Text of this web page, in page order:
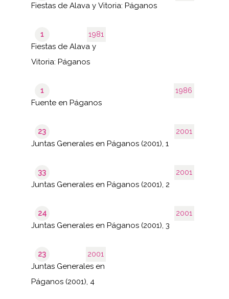
Fiestas de Alava y Vitoria: Páganos
1981
1
Fiestas de Alava y
Vitoria: Páganos
1986
1
Fuente en Páganos
2001
23
Juntas Generales en Páganos (2001), 1
2001
33
Juntas Generales en Páganos (2001), 2
2001
24
Juntas Generales en Páganos (2001), 3
2001
23
Juntas Generales en
Páganos (2001), 4